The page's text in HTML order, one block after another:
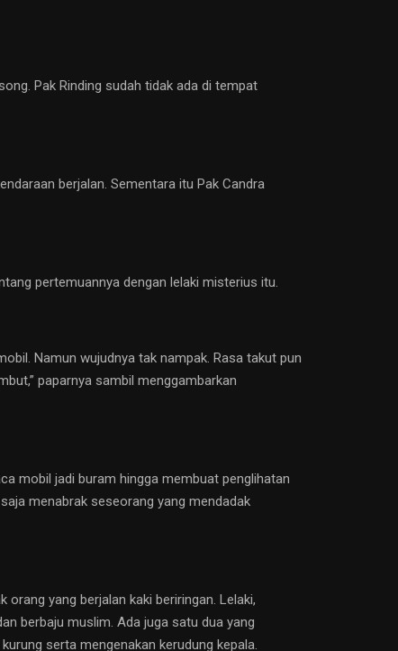
Pak Rinding sudah tidak ada di tempat
berjalan. Sementara itu Pak Candra
pertemuannya dengan lelaki misterius itu.
Namun wujudnya tak nampak. Rasa takut pun
paparnya sambil menggambarkan
mobil jadi buram hingga membuat penglihatan
menabrak seseorang yang mendadak
yang berjalan kaki beriringan. Lelaki,
berbaju muslim. Ada juga satu dua yang
serta mengenakan kerudung kepala.